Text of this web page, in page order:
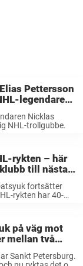
Pettersson
legendaren:
Nicklas
NHL-trollgubbe.
rykten – här
till nästa
fortsätter
rykten har 40-
på väg mot
mellan två
Sankt Petersburg.